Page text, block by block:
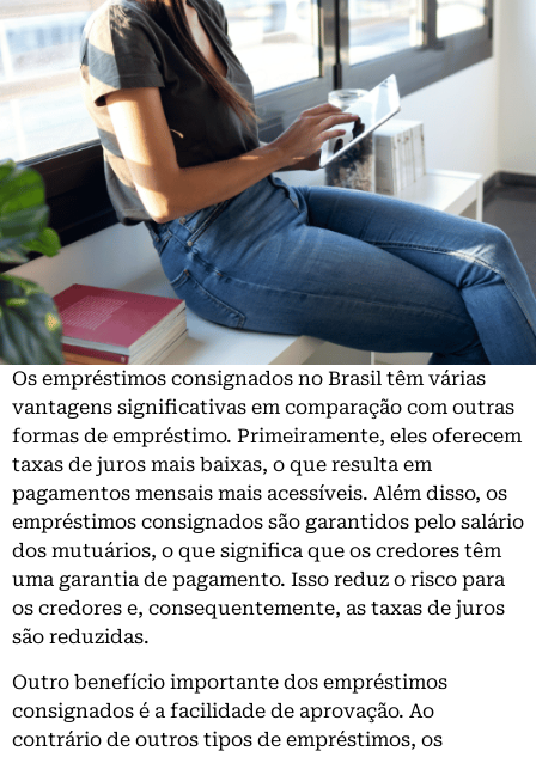
Os empréstimos consignados no Brasil têm várias
vantagens significativas em comparação com outras
formas de empréstimo. Primeiramente, eles oferecem
taxas de juros mais baixas, o que resulta em
pagamentos mensais mais acessíveis. Além disso, os
empréstimos consignados são garantidos pelo salário
dos mutuários, o que significa que os credores têm
uma garantia de pagamento. Isso reduz o risco para
os credores e, consequentemente, as taxas de juros
são reduzidas.
Outro benefício importante dos empréstimos
consignados é a facilidade de aprovação. Ao
contrário de outros tipos de empréstimos, os